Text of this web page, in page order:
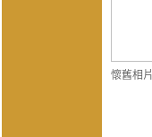
懷舊相片